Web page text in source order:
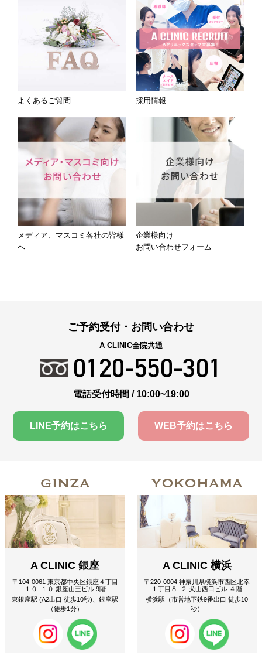
よくあるご質問 採用情報
メディア、マスコミ各社の皆様
へ
企業様向け
お問い合わせフォーム
ご予約受付・お問い合わせ
A CLINIC全院共通
0120-550-301
電話受付時間 / 10:00~19:00
LINE予約はこちら WEB予約はこちら
GINZA
A CLINIC 銀座
〒104-0061 東京都中央区銀座４丁目
１０−１０ 銀座山王ビル 9階
東銀座駅 (A2出口 徒歩10秒)、銀座駅
（徒歩1分）
YOKOHAMA
A CLINIC 横浜
〒220-0004 神奈川県横浜市西区北幸
１丁目８−２ 犬山西口ビル ４階
横浜駅（市営地下鉄9番出口 徒歩10
秒）